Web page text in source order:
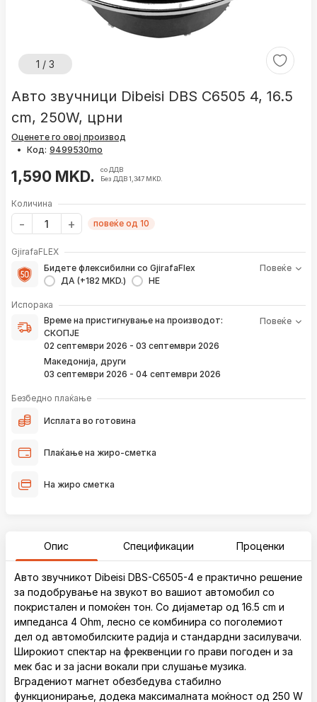
1 / 3
Авто звучници Dibeisi DBS C6505 4, 16.5
cm, 250W, црни
Оценете го овој производ
• Код:
1,590 MKD.
со ДДВ
Без ДДВ 1,347 MKD.
Количина
повеќе од 10
GjirafaFLEX
Бидете флексибилни со GjirafaFlex
ДА (+182 MKD.)
НЕ
Повеќе
Испорака
Време на пристигнување на производот:
СКОПЈЕ
02 септември 2026 - 03 септември 2026
Македонија, други
03 септември 2026 - 04 септември 2026
Повеќе
Време на пристигнување на производот е периодот од
моментот кога е направена верификација на вашата
нарачка и известувањето за верификација што го
добивате преку е-пошта или смс.
Ако нарачката е поставена сега, производот
пристигнува во временскиот рок наведен погоре.
Постојано ќе Ве известуваме преку е-пошта за
локацијата на вашата нарачка, како и кога истата ќе
до вашата адреса.
*Во 99% од случаите, производите пристигнуваат во временскиот
рок наведен погоре. Имајте в предвид дека меѓународните празници
Безбедно плаќање
Исплата во готовина
Плаќање на жиро-сметка
На жиро сметка
Опис Спецификации Проценки
Авто звучникот Dibeisi DBS-C6505-4 е практично решение
за подобрување на звукот во вашиот автомобил со
покристален и помоќен тон. Со дијаметар од 16.5 cm и
импеданса 4 Ohm, лесно се комбинира со поголемиот
дел од автомобилските радија и стандардни засилувачи.
Широкиот спектар на фреквенции го прави погоден и за
мек бас и за јасни вокали при слушање музика.
Вградениот магнет обезбедува стабилно
функционирање, додека максималната моќност од 250 W